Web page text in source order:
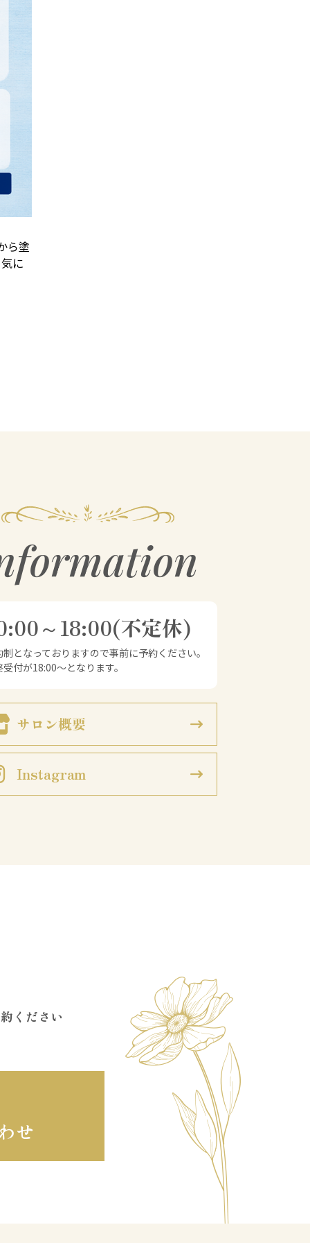
ら塗
に
～18:00(不定休)
となっておりますので事前に予約ください。
付が18:00～となります。
サロン概要
Instagram
ください
せ